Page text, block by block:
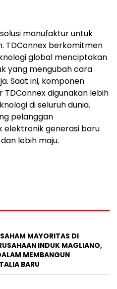
manufaktur untuk
TDConnex berkomitmen
global menciptakan
yang mengubah cara
Saat ini, komponen
TDConnex digunakan lebih
di seluruh dunia.
pelanggan
elektronik generasi baru
lebih maju.
MAYORITAS DI
INDUK MAGLIANO,
MEMBANGUN
BARU